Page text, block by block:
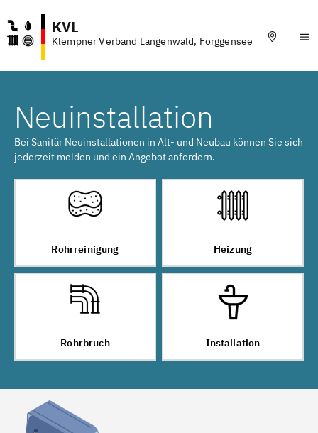
KVL
Klempner Verband Langenwald, Forggensee
Neuinstallation
Bei Sanitär Neuinstallationen in Alt- und Neubau können Sie sich
jederzeit melden und ein Angebot anfordern.
Rohrreinigung Heizung
Rohrbruch Installation